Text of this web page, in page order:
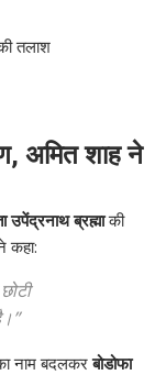
तलाश
अमित शाह ने
उपेंद्रनाथ ब्रह्माकी
कहा:
नाम बदलकरबोडोफा